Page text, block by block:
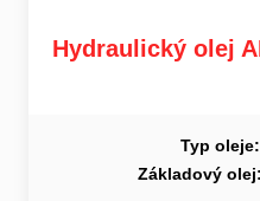
Hydraulický olej
Typ oleje:
Základový olej: